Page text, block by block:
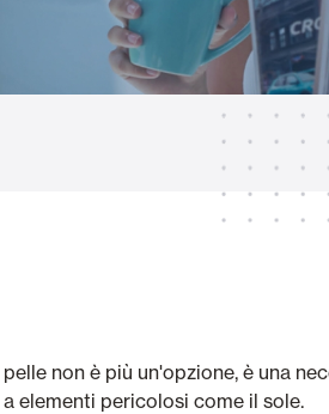
Alicantinas e Tende a
non è più un'opzione, è una
elementi pericolosi come il sole.